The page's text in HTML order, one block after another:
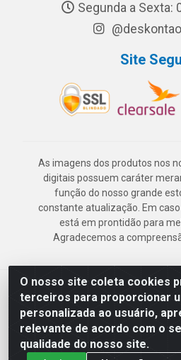
O nosso site coleta cookies
terceiros para proporcionar
personalizada ao usuário,
relevante de acordo com o
qualidade do nosso site.
Segunda a Sexta:
Site
As imagens dos produtos nos
digitais possuem caráter
função do nosso grande
constante atualização. Em
está em prontidão para
Agradecemos a
Deskontão Atacado - Av. Marechal
Imbiribeira - Recife/PE - CEP 51.150-
57